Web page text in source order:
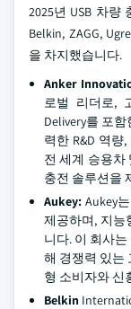
2025년 USB 차량
Belkin, ZAGG,
을 차지했습니다.
Anker
로벌 리더로,
Delivery를 포
력한 R&D 역
전 세계 승용차
충전 솔루션을
Aukey: Aukey
제공하며, 지능
니다. 이 회사
해 경쟁력 있는
형 소비자와 신
Belkin